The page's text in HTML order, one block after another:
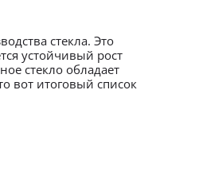
стекла. Это
устойчивый рост
стекло обладает
вот итоговый список